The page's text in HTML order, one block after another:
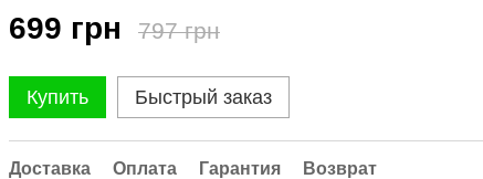
699 грн 797 грн
Купить Быстрый заказ
Доставка Оплата Гарантия Возврат